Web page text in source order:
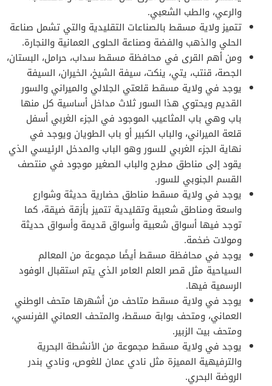
والرعي، والطب الشعبي.
تتميز ولاية مسقط بالصناعات التقليدية والتي تشمل صناعة
الحلي والذهب والفضة وصناعة الحلوى العمانية والنجارة.
ومن أهم القرى في محافظة مسقط سداب، حرامل، البستان،
الجصة، قنتب، يتي، ينكت، سيفة الشيخ، الخيران، السيفة
يوجد في ولاية مسقط قلعتي الجلالي والميراني والسور
القديم ويحتوي هذا السور ثلاث مداخل أساسية كل منها
باب وهي باب المثاعيب الموجود في الجزء الغربي أسفل
قلعة الميراني، والباب الكبير أو باب الطويان ويوجد في
نهاية الجزء الغربي للسور وهو الباب والمدخل الرئيسي الذي
يقود إلى مناطق مطرح والباب الصغير موجود في منتصف
القسم الجنوبي للسور.
يوجد في ولاية مسقط مناطق حضارية حديثة وشوارع
واسعة ومناطق شعبية وتقليدية تتميز بأزقة ضيقة، كما
توجد فيها أسواق شعبية وأسواق قديمة وأسواق حديثة
ومولات ضخمة.
يوجد في محافظة مسقط أيضًا مجموعة من المعالم
السياحية مثل قصر العلم العامر الذي يتم استقبال الوفود
الرسمية فيها.
يوجد في ولاية مسقط متاحف من أشهرها متحف الوطني
العماني، ومتحف بوابة مسقط، والمتحف العماني الفرنسي،
ومتحف بيت الزبير.
يوجد في ولاية مسقط مجموعة من الأنشطة البحرية
والترفيهية المميزة مثل نادي عمان للغوص، ونادي بندر
الروضة البحري.